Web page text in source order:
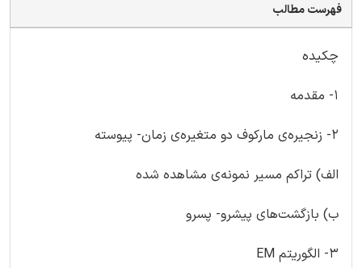
فهرست مطالب
چکیده
1- مقدمه
2- زنجیره‌ی مارکوف دو متغیره‌ی زمان- پیوسته
الف) تراکم مسیر نمونه‌ی مشاهده شده
ب) بازگشت‌های پیشرو- پسرو
3- الگوریتم EM